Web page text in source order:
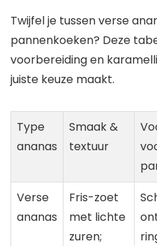
Twijfel je tussen verse
pannenkoeken? Deze
voorbereiding en
juiste keuze maakt.
Type
ananas
Smaak &
textuur
Verse
ananas
Fris-zoet
met lichte
zuren;